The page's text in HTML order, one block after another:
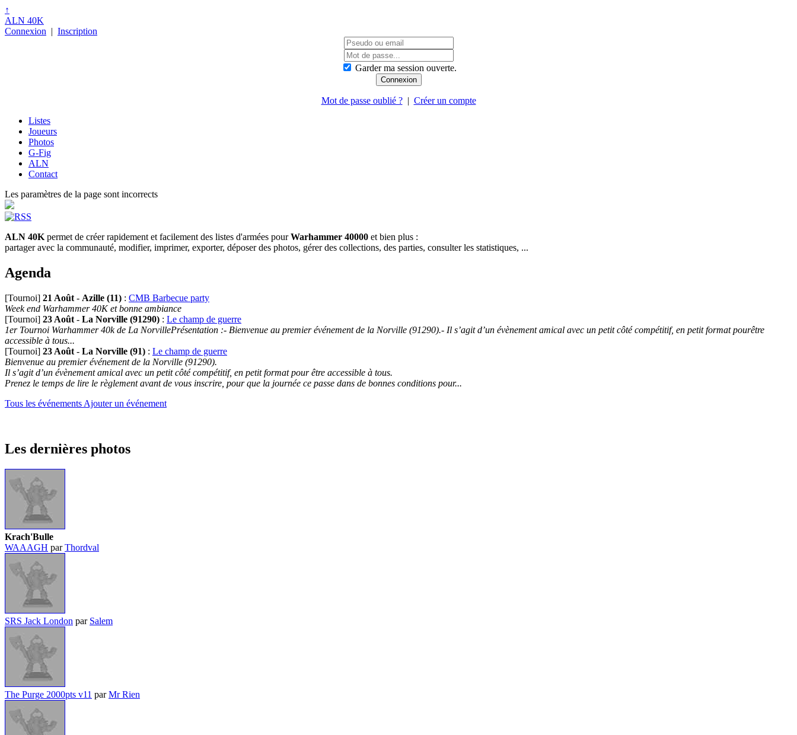
↑
ALN 40K
Connexion | Inscription
Garder ma session ouverte.
Mot de passe oublié ?| Créer un compte
Listes
Joueurs
Photos
G-Fig
ALN
Contact
Les paramètres de la page sont incorrects
ALN 40K permet de créer rapidement et facilement des listes d'armées pourWarhammer 40000 et bien plus :
partager avec la communauté, modifier, imprimer, exporter, déposer des photos, gérer des collections, des parties, consulter les statistiques, ...
Agenda
[Tournoi] 21 Août - Azille (11) : CMB Barbecue party
Week end Warhammer 40K et bonne ambiance
[Tournoi] 23 Août - La Norville (91290) : Le champ de guerre
1er Tournoi Warhammer 40k de La NorvillePrésentation :- Bienvenue au premier événement de la Norville (91290).- Il s’agit d’un évènement amical avec un petit côté compétitif, en petit format pourêtre
accessible à tous...
[Tournoi] 23 Août - La Norville (91) : Le champ de guerre
Bienvenue au premier événement de la Norville (91290).
Il s’agit d’un évènement amical avec un petit côté compétitif, en petit format pour être accessible à tous.
Prenez le temps de lire le règlement avant de vous inscrire, pour que la journée ce passe dans de bonnes conditions pour...
Tous les événements Ajouter un événement
Les dernières photos
Krach'Bulle
WAAAGH parThordval
SRS Jack London par Salem
The Purge 2000pts v11 parMr Rien